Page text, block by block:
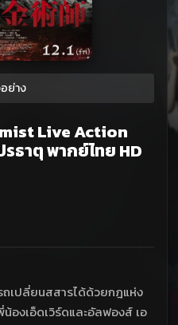
ย่าง
Live Action
ธาตุ พากย์ไทย HD
ถเปลี่ยนสสารได้ด้วยกฎแห่ง
องเอ็ดเวิร์ดและอัลฟองส์ เอ